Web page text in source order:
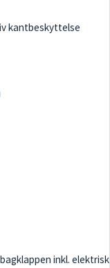
kantbeskyttelse
inkl. elektrisk